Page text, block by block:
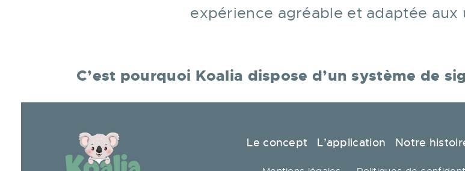
expérience agréable et adaptée aux
C’est pourquoi Koalia dispose d’un système de
Le concept L’application Notre